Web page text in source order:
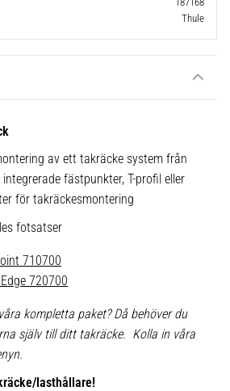
Thule
av ett takräcke system från
fästpunkter, T-profil eller
för takräckesmontering
fotsatser
710700
720700
kompletta paket? Då behöver du
själv till ditt takräcke. Kolla in våra
lasthållare!